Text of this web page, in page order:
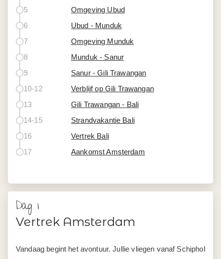
5
Omgeving Ubud
6
Ubud - Munduk
7
Omgeving Munduk
8
Munduk - Sanur
9
Sanur - Gili Trawangan
10-12
Verblijf op Gili Trawangan
13
Gili Trawangan - Bali
14-15
Strandvakantie Bali
16
Vertrek Bali
17
Aankomst Amsterdam
Dag 1
Vertrek Amsterdam
Vandaag begint het avontuur. Jullie vliegen vanaf Schiphol